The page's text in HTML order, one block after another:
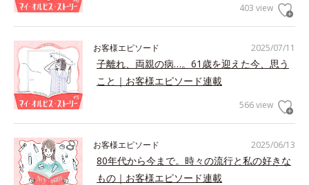
403 view
2025/07/11
お客様エピソード
子離れ、両親の病…。61歳を迎えた今、思う
こと｜お客様エピソード連載
566 view
2025/06/13
お客様エピソード
80年代から今まで。時々の流行と私の好きな
もの｜お客様エピソード連載